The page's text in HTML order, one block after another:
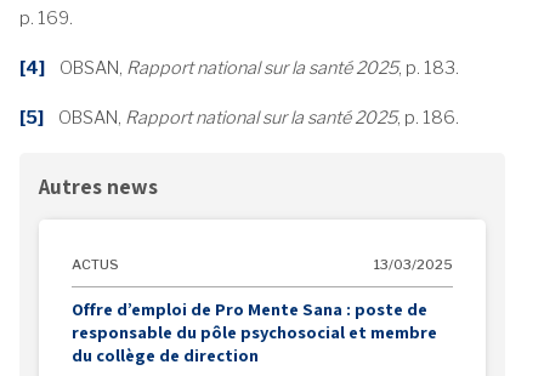
p. 169.
[4] OBSAN, Rapport national sur la santé 2025, p. 183.
[5] OBSAN, Rapport national sur la santé 2025, p. 186.
Autres news
ACTUS 13/03/2025
Offre d’emploi de Pro Mente Sana : poste de
responsable du pôle psychosocial et membre
du collège de direction